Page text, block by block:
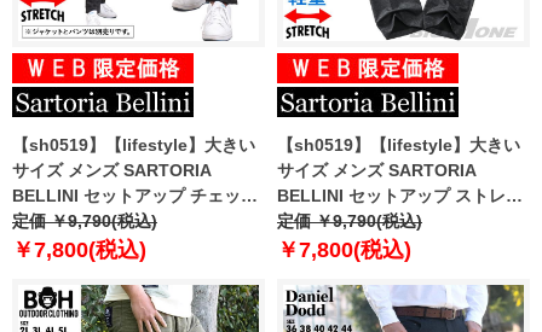
【sh0519】【lifestyle】大きい
サイズ メンズ SARTORIA
BELLINI セットアップ チェック
柄 ストレッチ ノータック パンツ
軽量 azps2287-c4
定価 ￥9,790(税込)
￥7,800(税込)
【sh0519】【lifestyle】大きい
サイズ メンズ SARTORIA
BELLINI セットアップ ストレッ
チ ノータック パンツ 軽量
azps2287-c3
定価 ￥9,790(税込)
￥7,800(税込)